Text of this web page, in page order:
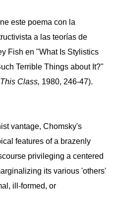
este poema con la
a las teorías de
Fish en "What Is Stylistics
Terrible Things about It?"
Class, 1980, 246-47).
vantage, Chomsky's
features of a brazenly
privileging a centered
its various 'others'
ill-formed, or